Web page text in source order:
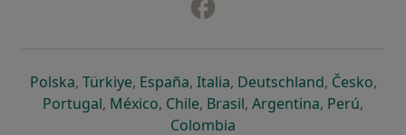
Polskaotwiera się w nowej karcie
, Türkiyeotwiera się w nowej karcie
, Españaotwiera się w nowej karcie
, Italiaotwiera się w nowej
, Deutschlandotwiera się
, Česko,
Portugalotwiera się w nowej karcie
, Méxicootwiera się w nowej karcie
, Chileotwiera się w nowej karcie
, Brasilotwiera się w nowej
, Argentinaotwiera się
, Perú,
Colombia